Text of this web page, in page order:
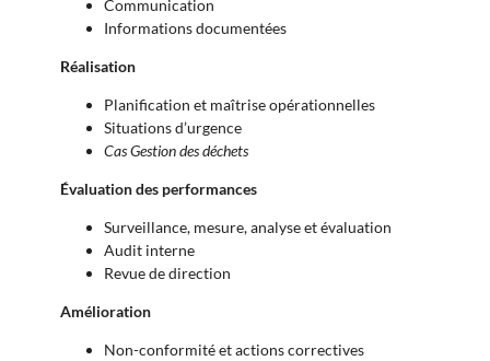
Communication
Informations documentées
Réalisation
Planification et maîtrise opérationnelles
Situations d’urgence
Cas Gestion des déchets
Évaluation des performances
Surveillance, mesure, analyse et évaluation
Audit interne
Revue de direction
Amélioration
Non-conformité et actions correctives